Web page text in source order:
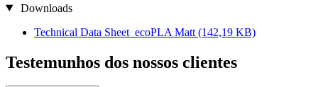
Downloads
Technical Data Sheet_ecoPLA Matt (142,19 KB)
Testemunhos dos nossos clientes